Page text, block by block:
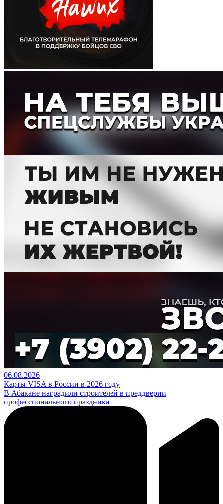
06.08.2026
Карты VISA в России в 2026 году
В Абакане наградили строителей в преддверии
профессионального праздника